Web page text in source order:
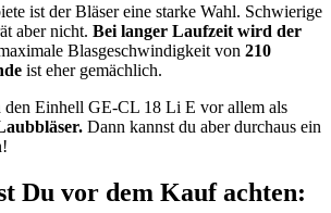
ist der Bläser eine starke Wahl. Schwierige
aber nicht. Bei langer Laufzeit wird der
Blasgeschwindigkeit von 210
ist eher gemächlich.
den Einhell GE-CL 18 Li E vor allem als
Dann kannst du aber durchaus ein
Du vor dem Kauf achten: